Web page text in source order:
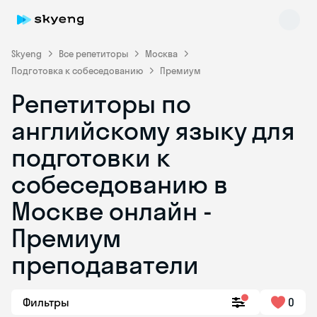
Skyeng Все репетиторы
Москва
Подготовка к собеседованию
Премиум
Репетиторы по
английскому языку для
подготовки к
собеседованию в
Москве онлайн -
Премиум
преподаватели
Фильтры 0
Skyeng Chat